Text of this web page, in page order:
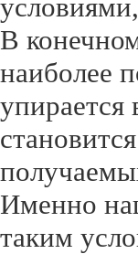
В
наиболее
Именно
таким